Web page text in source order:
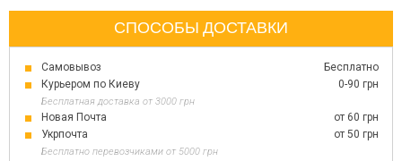
СПОСОБЫ ДОСТАВКИ
Самовывоз
Бесплатно
Курьером по Киеву
0-90 грн
Бесплатная доставка от 3000 грн
Новая Почта
от 60 грн
Укрпочта
от 50 грн
Бесплатно перевозчиками от 5000 грн